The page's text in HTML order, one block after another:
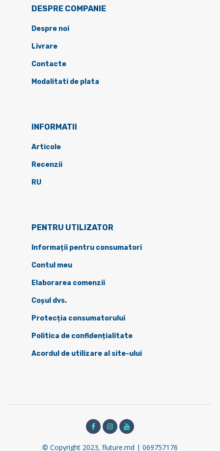
DESPRE COMPANIE
Despre noi
Livrare
Contacte
Modalitati de plata
INFORMATII
Articole
Recenzii
RU
PENTRU UTILIZATOR
Informații pentru consumatori
Contul meu
Elaborarea comenzii
Coșul dvs.
Protecția consumatorului
Politica de confidențialitate
Acordul de utilizare al site-ului
© Copyright 2023, fluture.md | 069757176